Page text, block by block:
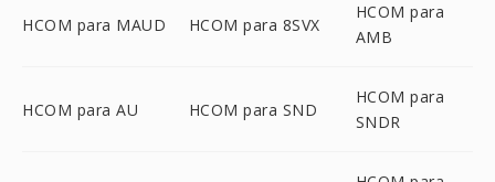
HCOM para MAUD HCOM para 8SVX
HCOM para
AMB
HCOM para AU HCOM para SND
HCOM para
SNDR